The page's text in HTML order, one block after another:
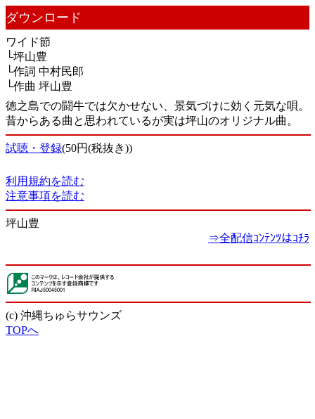
ダウンロード
ワイド節
└坪山豊
└作詞 中村民郎
└作曲 坪山豊
徳之島での闘牛では欠かせない、景気づけに効く元気な唄。
昔からある曲と思われているが実は坪山のオリジナル曲。
試聴・登録(50円(税抜き))
利用規約を読む
注意事項を読む
坪山豊
⇒全配信ｺﾝﾃﾝﾂはｺﾁﾗ
(c) 沖縄ちゅらサウンズ
TOPへ